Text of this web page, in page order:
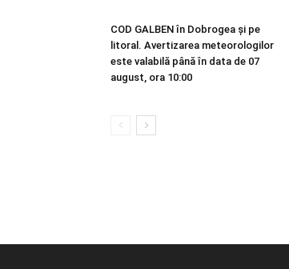
COD GALBEN în Dobrogea și pe
litoral. Avertizarea meteorologilor
este valabilă până în data de 07
august, ora 10:00